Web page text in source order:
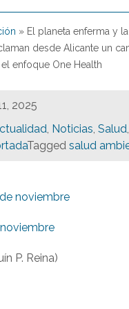
» El planeta enferma y
desde Alicante un
enfoque One Health
2025
, Noticias, Salud,
Tagged salud
noviembre
P. Reina)